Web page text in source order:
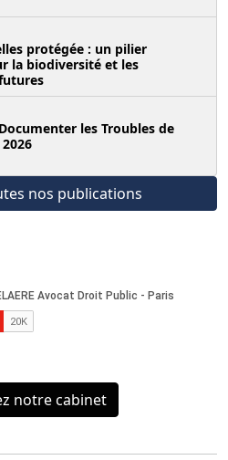
protégée : un pilier
la biodiversité et les
les Troubles de
nos publications
notre cabinet